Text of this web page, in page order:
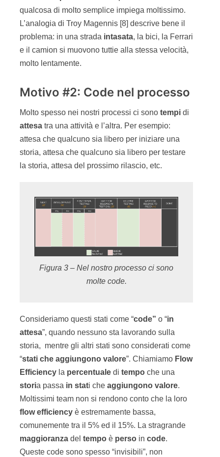
qualcosa di molto semplice impiega moltissimo.
L’analogia di Troy Magennis [8] descrive bene il
problema: in una strada intasata, la bici, la Ferrari
e il camion si muovono tuttie alla stessa velocità,
molto lentamente.
Motivo #2: Code nel processo
Molto spesso nei nostri processi ci sono tempi di
attesa tra una attività e l’altra. Per esempio:
attesa che qualcuno sia libero per iniziare una
storia, attesa che qualcuno sia libero per testare
la storia, attesa del prossimo rilascio, etc.
Figura 3 – Nel nostro processo ci sono
molte code.
Consideriamo questi stati come “code” o “in
attesa”, quando nessuno sta lavorando sulla
storia, mentre gli altri stati sono considerati come
“stati che aggiungono valore”. Chiamiamo Flow
Efficiency la percentuale di tempo che una
storia passa in stati che aggiungono valore.
Moltissimi team non si rendono conto che la loro
flow efficiency è estremamente bassa,
comunemente tra il 5% ed il 15%. La stragrande
maggioranza del tempo è perso in code.
Queste code sono spesso “invisibili”, non